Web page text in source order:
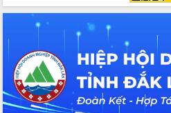
Đoàn đại biểu Quốc hội tỉnh Đắk Lắk
trao đổi thông tin trước Kỳ họp thứ
nhất, Quốc hội khóa XVI
Quyết liệt cải cách hành chính, khơi
thông nguồn lực phát triển
Nâng cao hiệu lực, hiệu quả HĐND
tỉnh thông qua hiện đại hóa hành chính